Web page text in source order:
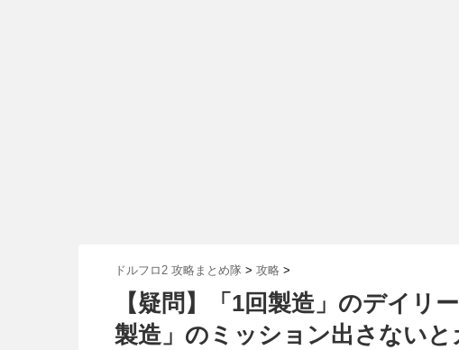
ドルフロ2 攻略まとめ隊 > 攻略 >
【疑問】「1回製造」のデイリ
製造」のミッション出さない